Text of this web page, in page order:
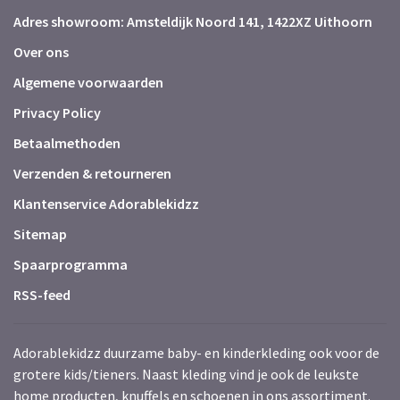
Adres showroom: Amsteldijk Noord 141, 1422XZ Uithoorn
Over ons
Algemene voorwaarden
Privacy Policy
Betaalmethoden
Verzenden & retourneren
Klantenservice Adorablekidzz
Sitemap
Spaarprogramma
RSS-feed
Adorablekidzz duurzame baby- en kinderkleding ook voor de
grotere kids/tieners. Naast kleding vind je ook de leukste
home producten, knuffels en schoenen in ons assortiment.